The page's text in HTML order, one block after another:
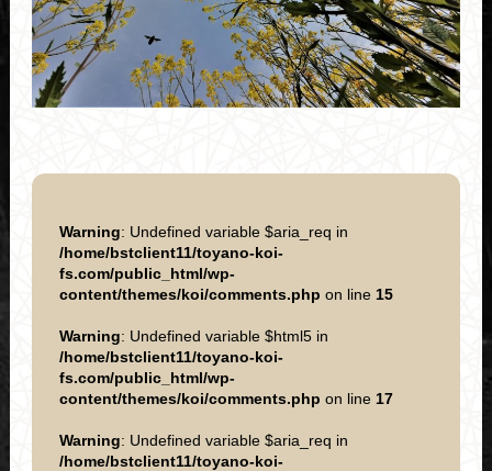
Warning: Undefined variable $aria_req in
/home/bstclient11/toyano-koi-
fs.com/public_html/wp-
content/themes/koi/comments.php on line 15
Warning: Undefined variable $html5 in
/home/bstclient11/toyano-koi-
fs.com/public_html/wp-
content/themes/koi/comments.php on line 17
Warning: Undefined variable $aria_req in
/home/bstclient11/toyano-koi-